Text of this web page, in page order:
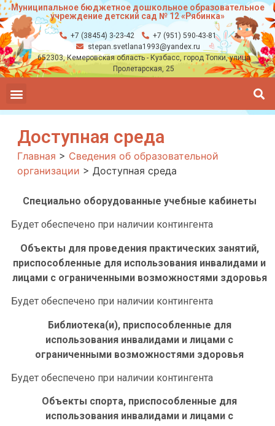
Муниципальное бюджетное дошкольное образовательное
учреждение детский сад № 12 «Рябинка»
+7 (38454) 3-23-42
+7 (951) 590-43-81
stepan.svetlana1993@yandex.ru
652303, Кемеровская область - Кузбасс, город Топки, улица
Пролетарская, 25
Доступная среда
Главная > Сведения об образовательной
организации > Доступная среда
Специально оборудованные учебные кабинеты
Будет обеспечено при наличии контингента
Объекты для проведения практических занятий,
приспособленные для использования инвалидами и
лицами с ограниченными возможностями здоровья
Будет обеспечено при наличии контингента
Библиотека(и), приспособленные для
использования инвалидами и лицами с
ограниченными возможностями здоровья
Будет обеспечено при наличии контингента
Объекты спорта, приспособленные для
использования инвалидами и лицами с